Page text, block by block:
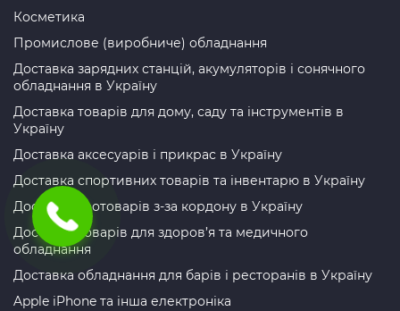
Косметика
Промислове (виробниче) обладнання
Доставка зарядних станцій, акумуляторів і сонячного
обладнання в Україну
Доставка товарів для дому, саду та інструментів в
Україну
Доставка аксесуарів і прикрас в Україну
Доставка спортивних товарів та інвентарю в Україну
Доставка зоотоварів з-за кордону в Україну
Доставка товарів для здоров’я та медичного
обладнання
Доставка обладнання для барів і ресторанів в Україну
Apple iPhone та інша електроніка